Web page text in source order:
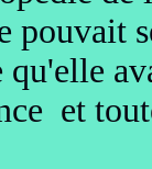
pouvait
qu'elle
et